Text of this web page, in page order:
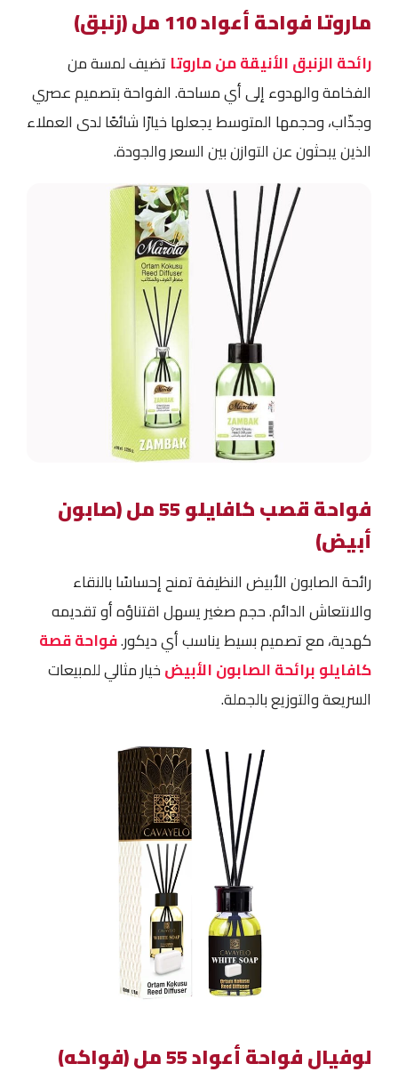
ماروتا فواحة أعواد 110 مل (زنبق)
رائحة الزنبق الأنيقة من ماروتا تضيف لمسة من
الفخامة والهدوء إلى أي مساحة. الفواحة بتصميم عصري
وجذّاب، وحجمها المتوسط يجعلها خيارًا شائعًا لدى العملاء
الذين يبحثون عن التوازن بين السعر والجودة.
فواحة قصب كافايلو 55 مل (صابون
أبيض)
رائحة الصابون الأبيض النظيفة تمنح إحساسًا بالنقاء
والانتعاش الدائم. حجم صغير يسهل اقتناؤه أو تقديمه
كهدية، مع تصميم بسيط يناسب أي ديكور.فواحة قصة
كافايلو برائحة الصابون الأبيضخيار مثالي للمبيعات
السريعة والتوزيع بالجملة.
لوفيال فواحة أعواد 55 مل (فواكه)